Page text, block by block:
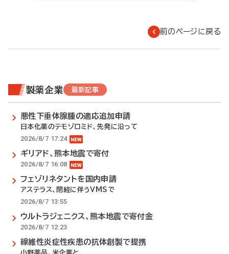
前のページに戻る
製薬企業 最新記事
悪性下垂体腺腫の適応追加申請
日本化薬のテモゾロミド、先発に沿って
2026/8/7 17:24
ギリアド、熊本地震で寄付
2026/8/7 16:08
フェゾリネタントを国内申請
アステラス、閉経に伴うVMSで
2026/8/7 13:55
ウルトラジェニクス、熊本地震で寄付金
2026/8/7 12:23
線維性炎症性疾患の抗体創製で提携